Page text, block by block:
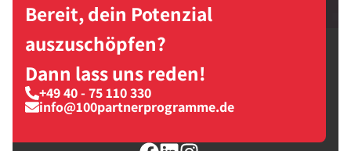
Bereit, dein Potenzial
auszuschöpfen?
Dann lass uns reden!
+49 40 - 75 110 330
info@100partnerprogramme.de